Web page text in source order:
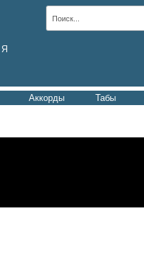
Я
Аккорды Табы